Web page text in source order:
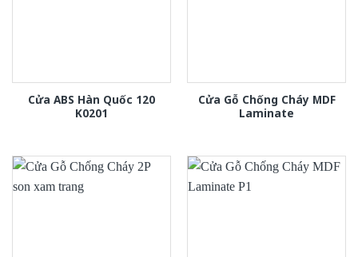
Cửa ABS Hàn Quốc 120
K0201
Cửa Gỗ Chống Cháy MDF
Laminate